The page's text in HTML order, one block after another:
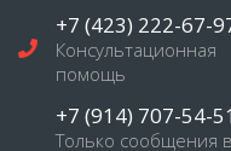
+7 (423) 222-67-
Консультационная
помощь
+7 (914) 707-54-
Только сообщения в